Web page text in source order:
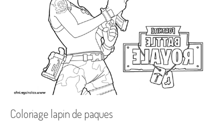
Coloriage lapin de paques